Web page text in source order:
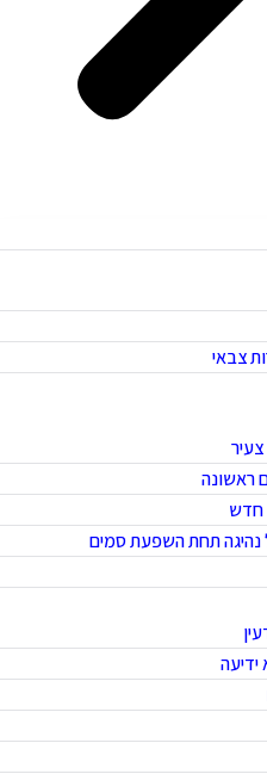
צבאי
ראשונה
חדש
נהיגה תחת השפעת סמים